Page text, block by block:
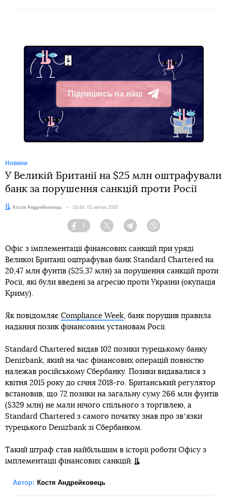
Підпишись на наш
Telegram
Новини
У Великій Британії на $25 млн оштрафували
банк за порушення санкцій проти Росії
Автор:Костя Андрейковець Дата:
16:44, 01 квітня 2020
Facebook
7
Twitter TelegramViber
Офіс з імплементації фінансових санкцій при уряді
Великої Британії оштрафував банк Standard Chartered на
20,47 млн фунтів ($25,37 млн) за порушення санкцій проти
Росії, які були введені за агресію проти України (окупація
Криму).
Як повідомляє Compliance Week, банк порушив правила
надання позик фінансовим установам Росії.
Standard Chartered видав 102 позики турецькому банку
Denizbank, який на час фінансових операцій повністю
належав російському Сбербанку. Позики видавалися з
квітня 2015 року до січня 2018-го. Британський регулятор
встановив, що 72 позики на загальну суму 266 млн фунтів
($329 млн) не мали нічого спільного з торгівлею, а
Standard Chartered з самого початку знав про звʼязки
турецького Denizbank зі Сбербанком.
Такий штраф став найбільшим в історії роботи Офісу з
імплементації фінансових санкцій.
Автор: Костя Андрейковець